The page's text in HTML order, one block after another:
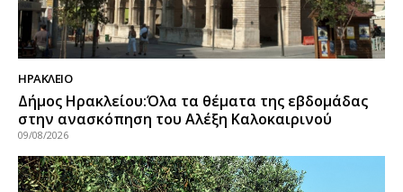
ΗΡΑΚΛΕΙΟ
Δήμος Ηρακλείου:Όλα τα θέματα της εβδομάδας
στην ανασκόπηση του Αλέξη Καλοκαιρινού
09/08/2026